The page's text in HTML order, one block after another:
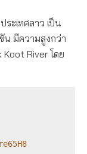
ะเทศลาว เป็น
น มีความสูงกว่า
Koot River โดย